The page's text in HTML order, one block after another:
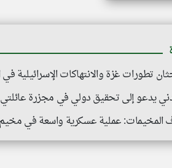
تطورات غزة والانتهاكات الإسرائيلية
يدعو إلى تحقيق دولي في مجزرة عائلتي
عملية عسكرية واسعة في مخيم